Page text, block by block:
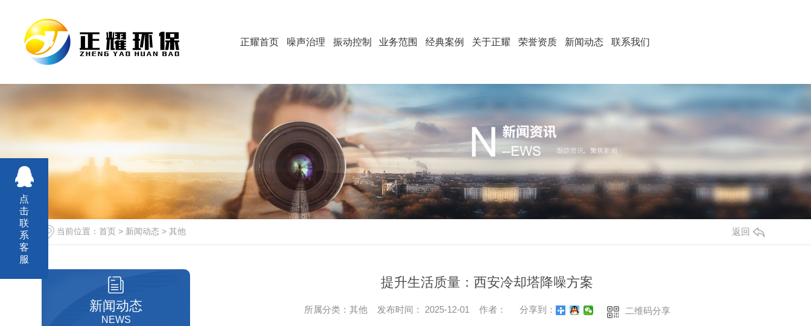
正耀首页 噪声治理 振动控制 业务范围 经典案例 关于正耀 荣誉资质 新闻动态 联系我们
当前位置： 首页 > 新闻动态 > 其他 返回
新闻动态
NEWS
提升生活质量：西安冷却塔降噪方案
所属分类：其他 发布时间： 2025-12-01 作者： 分享到： 二维码分享
点
击
联
系
客
服